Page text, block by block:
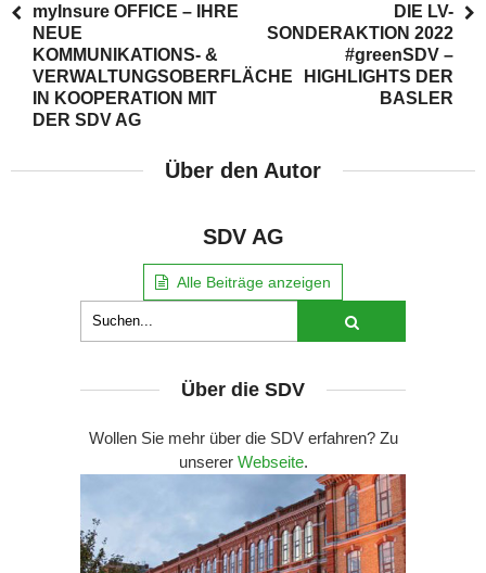
myInsure OFFICE – IHRE
NEUE
KOMMUNIKATIONS- &
VERWALTUNGSOBERFLÄCHE
IN KOOPERATION MIT
DER SDV AG
DIE LV-
SONDERAKTION 2022
#greenSDV –
HIGHLIGHTS DER
BASLER
Über den Autor
SDV AG
Alle Beiträge anzeigen
Über die SDV
Wollen Sie mehr über die SDV erfahren? Zu
unserer Webseite.